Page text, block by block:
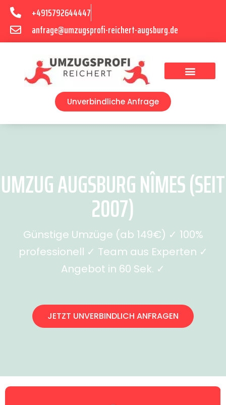
+4915792644447
anfrage@umzugsprofi-reichert-augsburg.de
Unverbindliche Anfrage
UMZUG AUGSBURG NÎMES (SEIT
2007)
Günstige Umzüge (ab 149€) ✓ 100%
professionell ✓ Team aus Experten ✓
Angebot in 60 Sek. ✓
JETZT UNVERBINDLICH ANFRAGEN